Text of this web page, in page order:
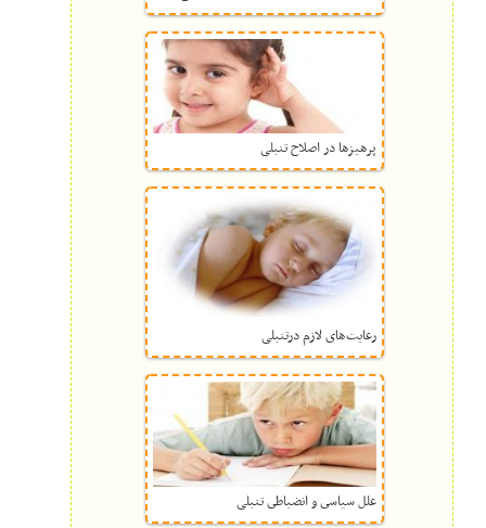
پرهیزها در اصلاح تنبلی
رعایت‌هاى لازم درتنبلی
علل سیاسى و انضباطى تنبلی